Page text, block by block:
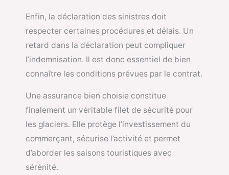
Enfin, la déclaration des sinistres doit
respecter certaines procédures et délais. Un
retard dans la déclaration peut compliquer
l’indemnisation. Il est donc essentiel de bien
connaître les conditions prévues par le contrat.
Une assurance bien choisie constitue
finalement un véritable filet de sécurité pour
les glaciers. Elle protège l’investissement du
commerçant, sécurise l’activité et permet
d’aborder les saisons touristiques avec
sérénité.